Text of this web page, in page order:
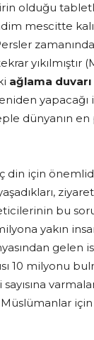
olduğu
mescitte
yıkılmıştır
ağlama duvarı
yapacağı
dünyanın en
için
bu
yakın
gelen
10 milyonu